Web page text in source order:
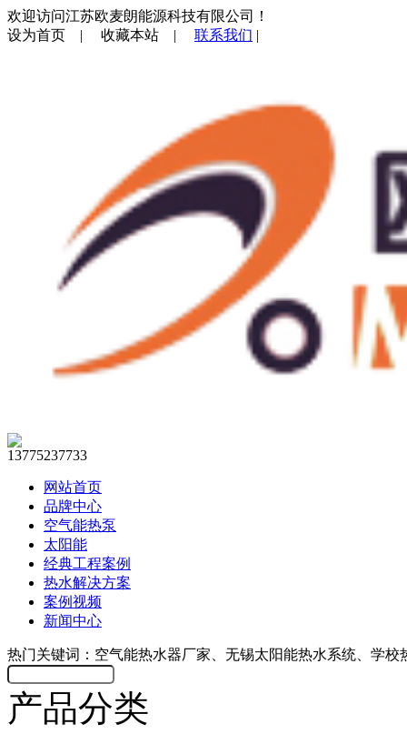
欢迎访问江苏欧麦朗能源科技有限公司！
设为首页 | 收藏本站 | 联系我们 |
13775237733
网站首页
品牌中心
空气能热泵
太阳能
经典工程案例
热水解决方案
案例视频
新闻中心
热门关键词：空气能热水器厂家、无锡太阳能热水系统、学校
产品分类